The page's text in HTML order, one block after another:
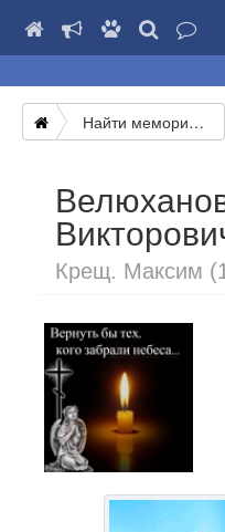
Найти мемориал
Крещ. Максим